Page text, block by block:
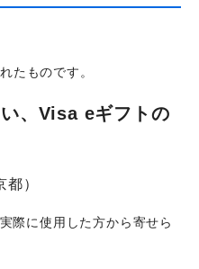
たものです。
、Visa eギフトの
）
際に使用した方から寄せら